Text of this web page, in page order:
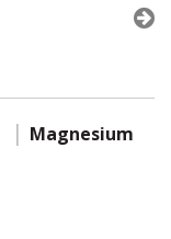
Magnesium